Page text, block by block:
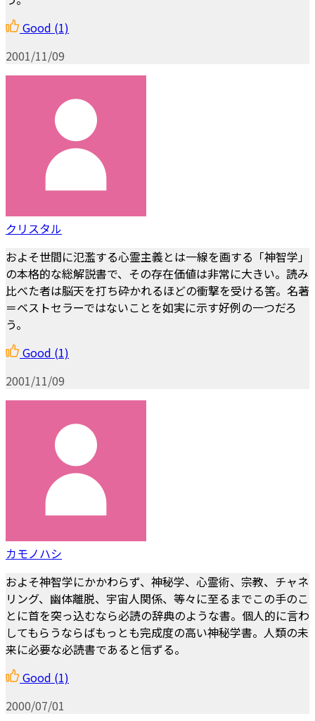
Good (1)
2001/11/09
クリスタル
およそ世間に氾濫する心霊主義とは一線を画する「神智学」
の本格的な総解説書で、その存在価値は非常に大きい。読み
比べた者は脳天を打ち砕かれるほどの衝撃を受ける筈。名著
＝ベストセラーではないことを如実に示す好例の一つだろ
う。
Good (1)
2001/11/09
カモノハシ
およそ神智学にかかわらず、神秘学、心霊術、宗教、チャネ
リング、幽体離脱、宇宙人関係、等々に至るまでこの手のこ
とに首を突っ込むなら必読の辞典のような書。個人的に言わ
してもらうならばもっとも完成度の高い神秘学書。人類の未
来に必要な必読書であると信ずる。
Good (1)
2000/07/01